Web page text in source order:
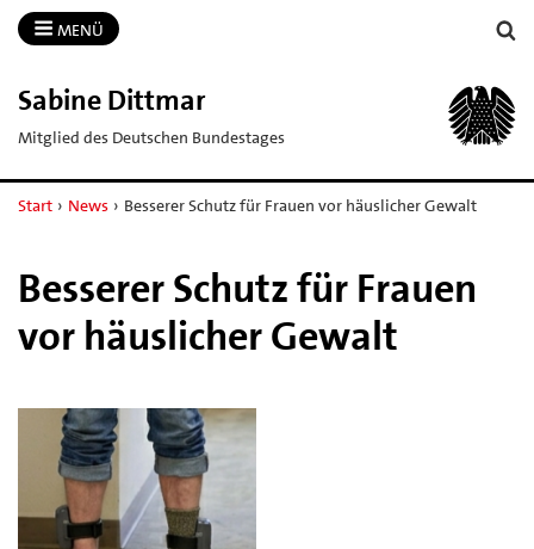
MENÜ
Sabine Dittmar
Mitglied des Deutschen Bundestages
Start › News › Besserer Schutz für Frauen vor häuslicher Gewalt
Besserer Schutz für Frauen
vor häuslicher Gewalt